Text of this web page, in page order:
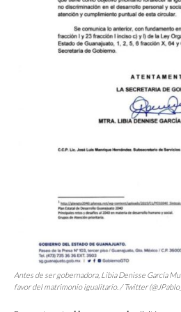
Antes de ser gobernadora, Libia Denisse García
favor del matrimonio igualitario. / Twitter